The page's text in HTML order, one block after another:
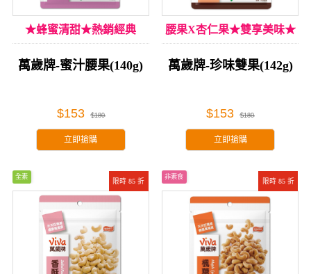
★蜂蜜清甜★熱銷經典
萬歲牌-蜜汁腰果(140g)
$153 $180
立即搶購
腰果X杏仁果★雙享美味★
萬歲牌-珍味雙果(142g)
$153 $180
立即搶購
限時 85 折
全素
限時 85 折
非素食